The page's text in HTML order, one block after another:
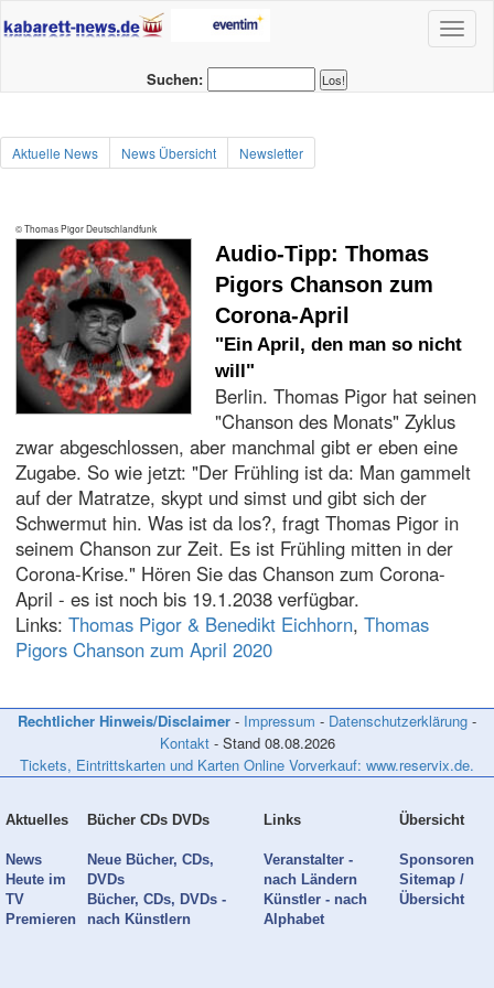
Suchen:
Aktuelle News News Übersicht Newsletter
© Thomas Pigor Deutschlandfunk
Audio-Tipp: Thomas
Pigors Chanson zum
Corona-April
"Ein April, den man so nicht
will"
Berlin. Thomas Pigor hat seinen
"Chanson des Monats" Zyklus
zwar abgeschlossen, aber manchmal gibt er eben eine
Zugabe. So wie jetzt: "Der Frühling ist da: Man gammelt
auf der Matratze, skypt und simst und gibt sich der
Schwermut hin. Was ist da los?, fragt Thomas Pigor in
seinem Chanson zur Zeit. Es ist Frühling mitten in der
Corona-Krise." Hören Sie das Chanson zum Corona-
April - es ist noch bis 19.1.2038 verfügbar.
Links: Thomas Pigor & Benedikt Eichhorn, Thomas
Pigors Chanson zum April 2020
Rechtlicher Hinweis/Disclaimer - Impressum - Datenschutzerklärung -
Kontakt- Stand 08.08.2026
Tickets, Eintrittskarten und Karten Online Vorverkauf: www.reservix.de.
Aktuelles
News
Heute im
TV
Premieren
Bücher CDs DVDs
Neue Bücher, CDs,
DVDs
Bücher, CDs, DVDs -
nach Künstlern
Links
Veranstalter -
nach Ländern
Künstler - nach
Alphabet
Übersicht
Sponsoren
Sitemap /
Übersicht